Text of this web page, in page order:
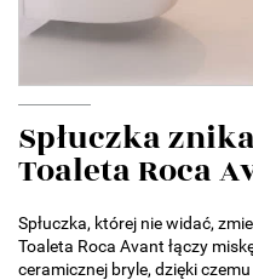
Spłuczka
Toaleta Roca
Spłuczka, której nie widać,
Toaleta Roca Avant łączy
ceramicznej bryle, dzięki